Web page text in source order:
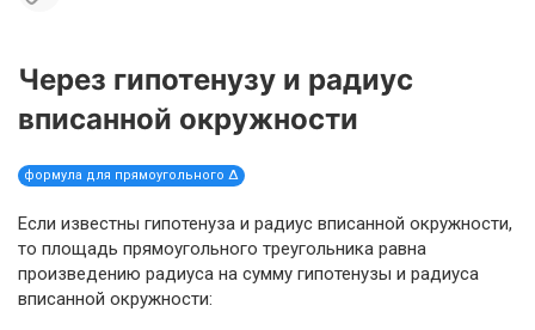
Через гипотенузу и радиус
вписанной окружности
формула для прямоугольного Δ
Если известны гипотенуза и радиус вписанной окружности,
то площадь прямоугольного треугольника равна
произведению радиуса на сумму гипотенузы и радиуса
вписанной окружности: